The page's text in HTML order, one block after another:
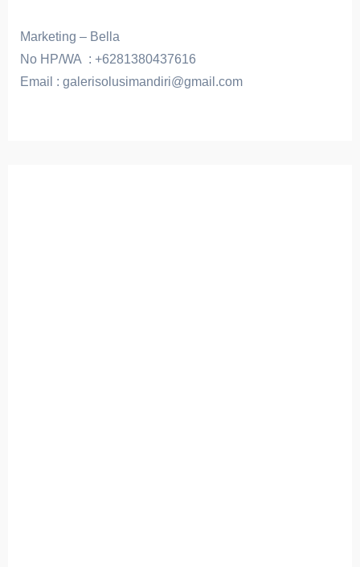
Marketing – Bella
No HP/WA : +6281380437616
Email : galerisolusimandiri@gmail.com